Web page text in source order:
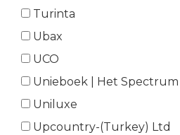
Turinta
Ubax
UCO
Unieboek | Het Spectrum
Uniluxe
Upcountry-(Turkey) Ltd